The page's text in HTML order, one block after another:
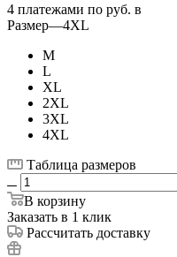
4 платежами по руб. в
Размер—4XL
M
L
XL
2XL
3XL
4XL
Таблица размеров
В корзину
Заказать в 1 клик
Рассчитать доставку